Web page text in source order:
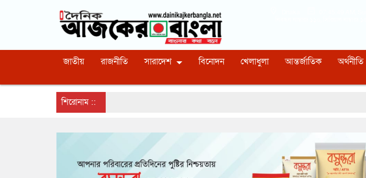
জাতীয় রাজনীতি সারাদেশ বিনোদন খেলাধুলা আন্তর্জাতিক অর্থনীতি
শিরোনাম ::